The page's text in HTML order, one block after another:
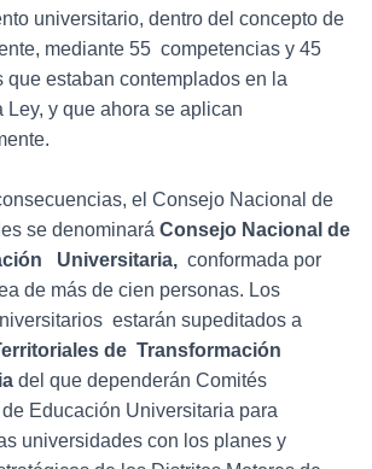
universitario, dentro del concepto de
mediante 55 competencias y 45
que estaban contemplados en la
Ley, y que ahora se aplican
el Consejo Nacional de
se denominará Consejo Nacional de
Universitaria, conformada por
de más de cien personas. Los
estarán supeditados a
de Transformación
del que dependerán Comités
Educación Universitaria para
universidades con los planes y